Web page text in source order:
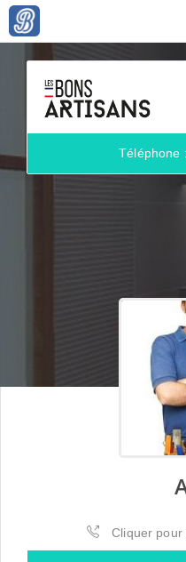
Téléphone
Cliquer pour